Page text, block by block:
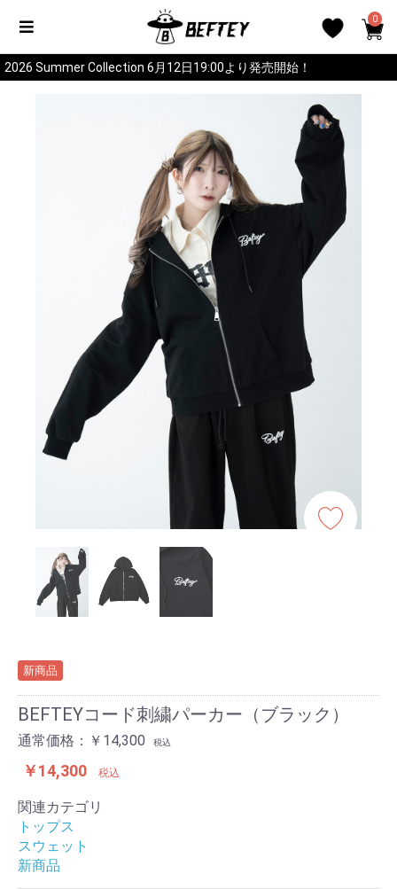
0
2026 Summer Collection 6月12日19:00より発売開始！
新商品
BEFTEYコード刺繍パーカー（ブラック）
通常価格：￥14,300 税込
￥14,300 税込
関連カテゴリ
トップス
スウェット
新商品